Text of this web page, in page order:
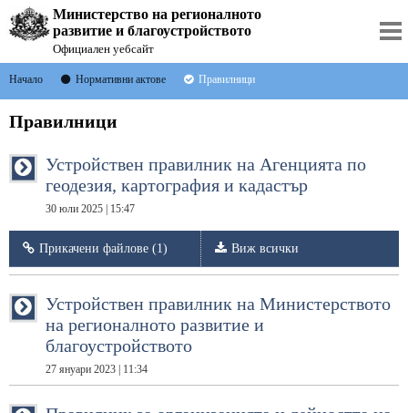
Министерство на регионалното
развитие и благоустройството
Официален уебсайт
Начало Нормативни актове Правилници
Правилници
Устройствен правилник на Агенцията по
геодезия, картография и кадастър
30 юли 2025 | 15:47
Прикачени файлове (1) Виж всички
Устройствен правилник на Министерството
на регионалното развитие и
благоустройството
27 януари 2023 | 11:34